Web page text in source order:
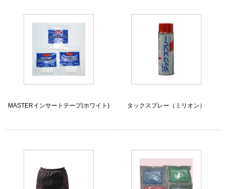
MASTERインサートテープ(ホワイト) タックスプレー（ミリオン）